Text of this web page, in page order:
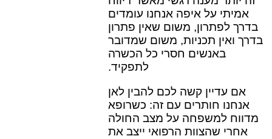
אמיתי על איפה אנחנו עומדים
בדרך לפתרון, משום שאין פתרון
בדרך ואין תכניות, משום שמדובר
באנשים חסרי כל הכשרה
לתפקיד.
אם עדיין קשה לכם להבין לאן
אנחנו חותרים עם זה: כשרופא
מדווח למשפחה על מצב החולה
אחרי שהצוות הרפואי ייצב את